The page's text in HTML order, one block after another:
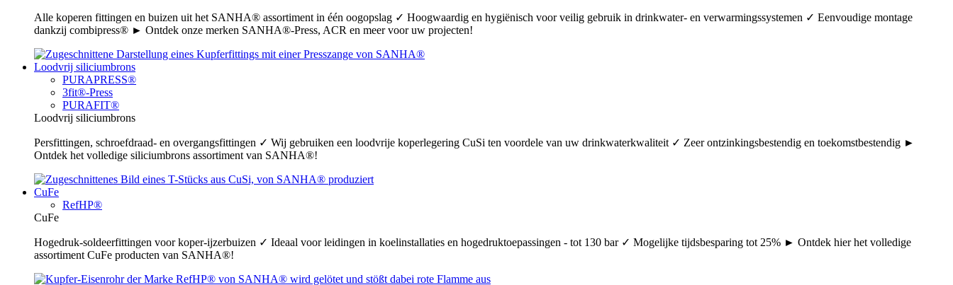
Alle koperen fittingen en buizen uit het SANHA® assortiment in één oogopslag ✓ Hoogwaardig en hygiënisch voor veilig gebruik in drinkwater- en verwarmingssystemen ✓ Eenvoudige montage
dankzij combipress® ► Ontdek onze merken SANHA®-Press, ACR en meer voor uw projecten!
Loodvrij siliciumbrons
PURAPRESS®
3fit®-Press
PURAFIT®
Loodvrij siliciumbrons
Persfittingen, schroefdraad- en overgangsfittingen ✓ Wij gebruiken een loodvrije koperlegering CuSi ten voordele van uw drinkwaterkwaliteit ✓ Zeer ontzinkingsbestendig en toekomstbestendig ►
Ontdek het volledige siliciumbrons assortiment van SANHA®!
CuFe
RefHP®
CuFe
Hogedruk-soldeerfittingen voor koper-ijzerbuizen ✓ Ideaal voor leidingen in koelinstallaties en hogedruktoepassingen - tot 130 bar ✓ Mogelijke tijdsbesparing tot 25% ► Ontdek hier het volledige
assortiment CuFe producten van SANHA®!